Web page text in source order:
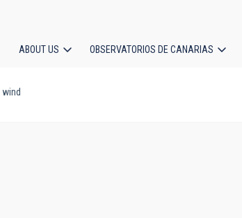
ABOUT US OBSERVATORIOS DE CANARIAS